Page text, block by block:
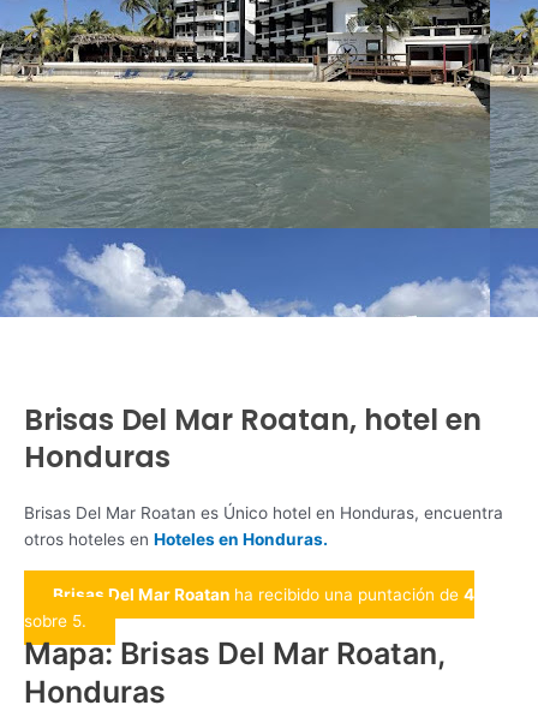
Brisas Del Mar Roatan, hotel en
Honduras
Brisas Del Mar Roatan es Único hotel en Honduras, encuentra
otros hoteles en Hoteles en Honduras.
Brisas Del Mar Roatan ha recibido una puntación de 4
sobre 5.
Mapa: Brisas Del Mar Roatan,
Honduras